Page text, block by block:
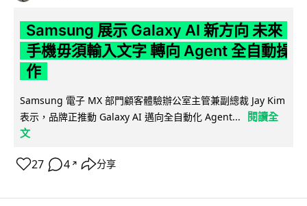
Samsung 展示 Galaxy AI 新方向 未來
手機毋須輸入文字 轉向 Agent 全自動操
作
Samsung 電子 MX 部門顧客體驗辦公室主管兼副總裁 Jay Kim
表示，品牌正推動 Galaxy AI 邁向全自動化 Agent...
閱讀全
文
27 4 ↗ 分享